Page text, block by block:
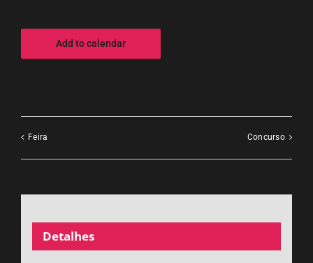
Add to calendar
Feira Concurso
Detalhes